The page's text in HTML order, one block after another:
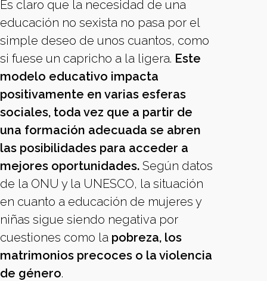
Es claro que la necesidad de una
educación no sexista no pasa por el
simple deseo de unos cuantos, como
si fuese un capricho a la ligera. Este
modelo educativo impacta
positivamente en varias esferas
sociales, toda vez que a partir de
una formación adecuada se abren
las posibilidades para acceder a
mejores oportunidades. Según datos
de la ONU y la UNESCO, la situación
en cuanto a educación de mujeres y
niñas sigue siendo negativa por
cuestiones como la pobreza, los
matrimonios precoces o la violencia
de género.